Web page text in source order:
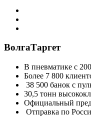
ВолгаТаргет
В пневматике с
Более 7 800
38 500 банок с
30,5 тонн
Официальный
Отправка по